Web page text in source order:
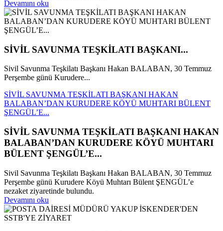
Devamını oku
SİVİL SAVUNMA TEŞKİLATI BAŞKANI...
Sivil Savunma Teşkilatı Başkanı Hakan BALABAN, 30 Temmuz
Perşembe günü Kurudere...
SİVİL SAVUNMA TEŞKİLATI BAŞKANI HAKAN
BALABAN’DAN KURUDERE KÖYÜ MUHTARI BÜLENT
ŞENGÜL’E...
SİVİL SAVUNMA TEŞKİLATI BAŞKANI HAKAN
BALABAN’DAN KURUDERE KÖYÜ MUHTARI
BÜLENT ŞENGÜL’E...
Sivil Savunma Teşkilatı Başkanı Hakan BALABAN, 30 Temmuz
Perşembe günü Kurudere Köyü Muhtarı Bülent ŞENGÜL’e
nezaket ziyaretinde bulundu.
Devamını oku